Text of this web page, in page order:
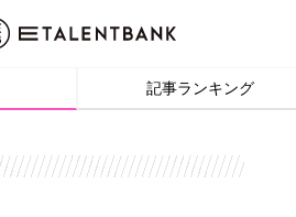
記事ランキング